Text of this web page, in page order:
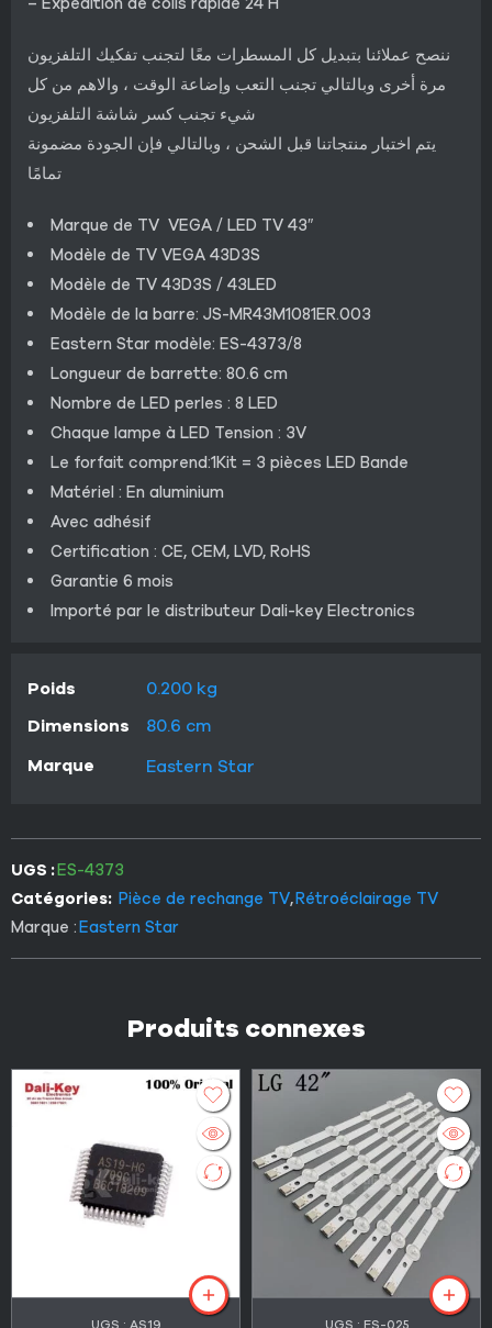
ننصح عملائنا بتبديل كل المسطرات معًا لتجنب تفكيك التلفزيون
مرة أخرى وبالتالي تجنب التعب وإضاعة الوقت ، والاهم من كل
شيء تجنب كسر شاشة التلفزيون
يتم اختبار منتجاتنا قبل الشحن ، وبالتالي فإن الجودة مضمونة
تمامًا
Marque de TV VEGA / LED TV 43″
Modèle de TV VEGA 43D3S
Modèle de TV 43D3S / 43LED
Modèle de la barre: JS-MR43M1081ER.003
Eastern Star modèle: ES-4373/8
Longueur de barrette: 80.6 cm
Nombre de LED perles : 8 LED
Chaque lampe à LED Tension : 3V
Le forfait comprend:1Kit = 3 pièces LED Bande
Matériel : En aluminium
Avec adhésif
Certification : CE, CEM, LVD, RoHS
Garantie 6 mois
Importé par le distributeur Dali-key Electronics
Poids
0.200 kg
Dimensions
80.6 cm
Marque
Eastern Star
UGS :ES-4373
Catégories: Pièce de rechange TV,Rétroéclairage TV
Marque :Eastern Star
Produits connexes
UGS : AS19 UGS : ES-025